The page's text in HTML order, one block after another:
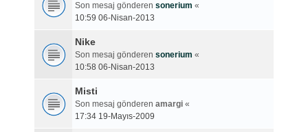
Son mesaj gönderen sonerium «
10:59 06-Nisan-2013
Nike
Son mesaj gönderen sonerium «
10:58 06-Nisan-2013
Misti
Son mesaj gönderen amargi«
17:34 19-Mayıs-2009